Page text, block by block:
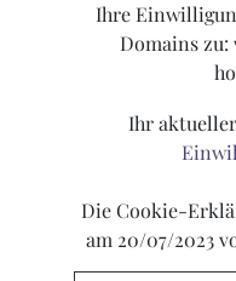
Ihre
Domains zu:
Ihr
Die Cookie-
am 20/07/2023